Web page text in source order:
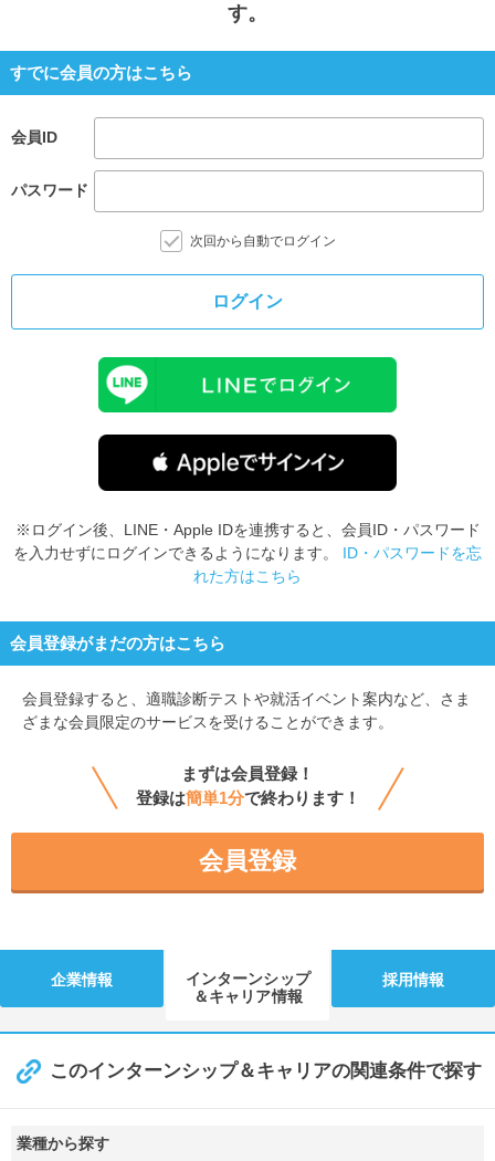
す。
すでに会員の方はこちら
会員ID
パスワード
次回から自動でログイン
ログイン
※ログイン後、LINE・Apple IDを連携すると、会員ID・パスワード
を入力せずにログインできるようになります。 ID・パスワードを忘
れた方はこちら
会員登録がまだの方はこちら
会員登録すると、 適職診断テストや就活イベント案内など、さま
ざまな会員限定のサービスを受けることができます。
まずは会員登録！
登録は簡単1分で終わります！
会員登録
企業情報
インターンシップ
＆キャリア情報
採用情報
このインターンシップ＆キャリアの関連条件で探す
業種から探す